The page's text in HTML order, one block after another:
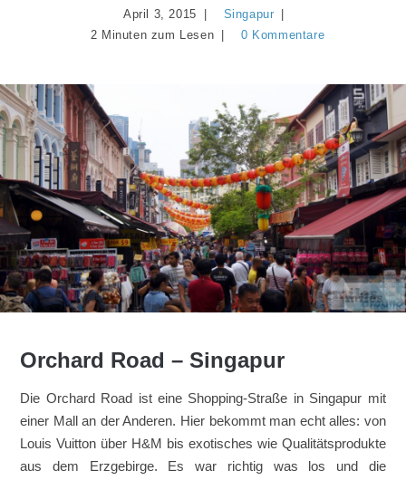
April 3, 2015
Singapur
2 Minuten zum Lesen
0 Kommentare
Orchard Road – Singapur
Die Orchard Road ist eine Shopping-Straße in Singapur mit
einer Mall an der Anderen. Hier bekommt man echt alles: von
Louis Vuitton über H&M bis exotisches wie Qualitätsprodukte
aus dem Erzgebirge. Es war richtig was los und die